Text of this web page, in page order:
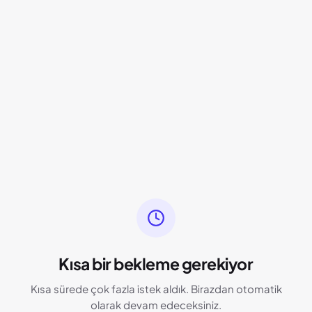
Kısa bir bekleme gerekiyor
Kısa sürede çok fazla istek aldık. Birazdan otomatik
olarak devam edeceksiniz.